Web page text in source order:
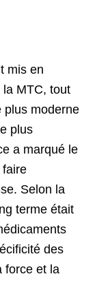
mis en
la MTC, tout
plus moderne
plus
a marqué le
faire
Selon la
terme était
des
force et la